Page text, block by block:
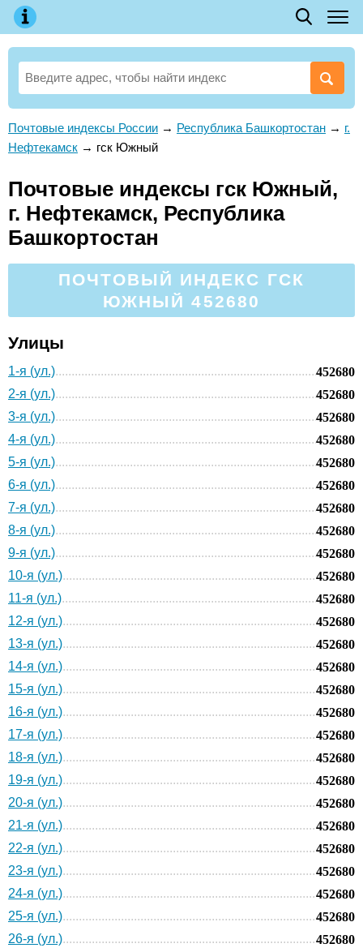
Почтовые индексы России → Республика Башкортостан → г.
Нефтекамск → гск Южный
Почтовые индексы гск Южный,
г. Нефтекамск, Республика
Башкортостан
ПОЧТОВЫЙ ИНДЕКС ГСК
ЮЖНЫЙ 452680
Улицы
1-я (ул.)
452680
2-я (ул.)
452680
3-я (ул.)
452680
4-я (ул.)
452680
5-я (ул.)
452680
6-я (ул.)
452680
7-я (ул.)
452680
8-я (ул.)
452680
9-я (ул.)
452680
10-я (ул.)
452680
11-я (ул.)
452680
12-я (ул.)
452680
13-я (ул.)
452680
14-я (ул.)
452680
15-я (ул.)
452680
16-я (ул.)
452680
17-я (ул.)
452680
18-я (ул.)
452680
19-я (ул.)
452680
20-я (ул.)
452680
21-я (ул.)
452680
22-я (ул.)
452680
23-я (ул.)
452680
24-я (ул.)
452680
25-я (ул.)
452680
26-я (ул.)
452680